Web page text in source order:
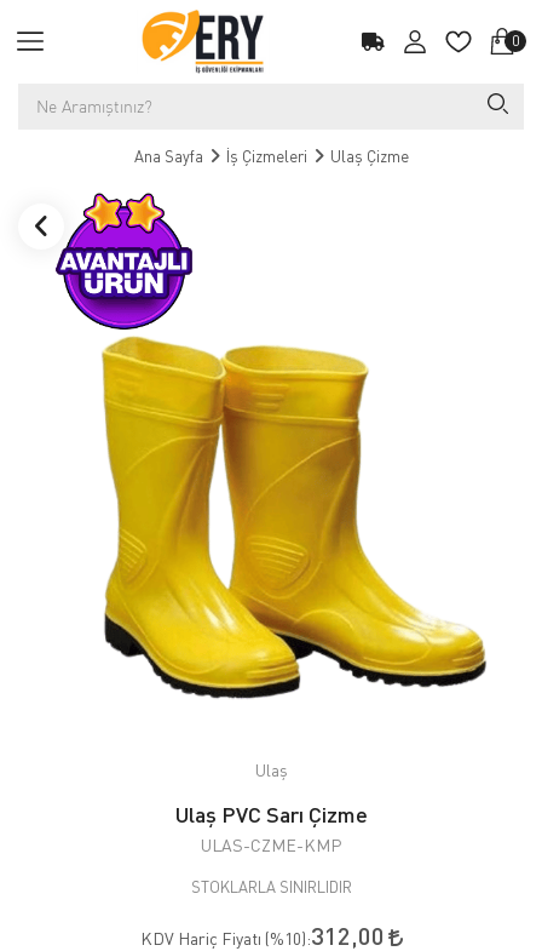
0
Ana Sayfa İş Çizmeleri Ulaş Çizme
Ulaş
Ulaş PVC Sarı Çizme
ULAS-CZME-KMP
STOKLARLA SINIRLIDIR
KDV Hariç Fiyatı (%10):312,00